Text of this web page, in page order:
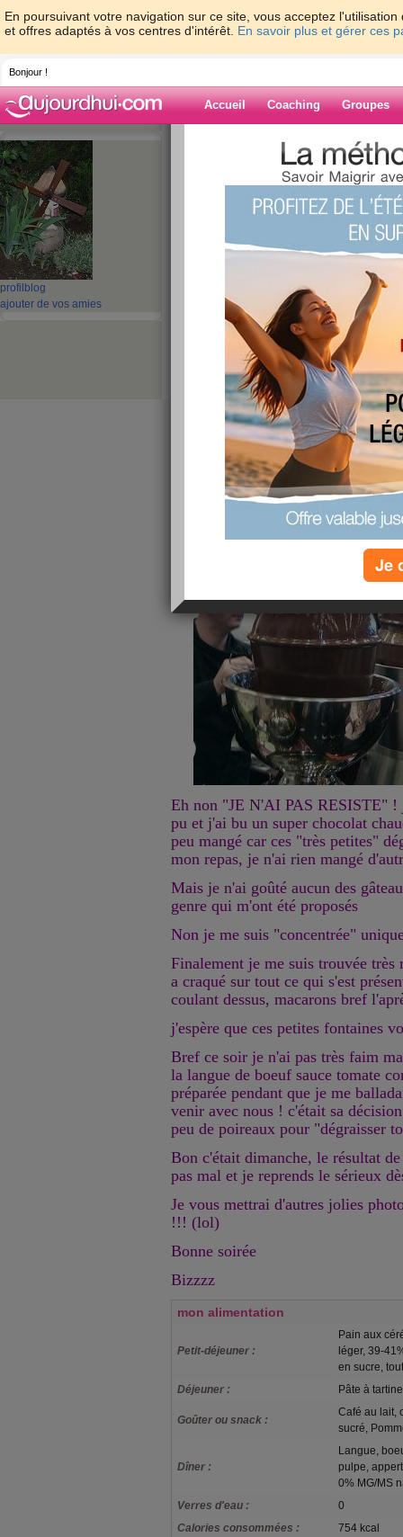
En poursuivant votre navigation sur ce site, vous acceptez
et offres adaptés à vos centres d'intérêt. En savoir plus et gérer ces
Bonjour !
Accueil Coaching Groupes
profil blog
ajouter de vos amies
> > Repas du
Blog de guel23
Repas du 04/11/12
Eh non "JE N'AI PAS RESISTE"
pu et j'ai bu un super chocolat
peu mangé car ces "très petites"
mon repas, je n'ai rien mangé
Mais je n'ai goûté aucun des
genre qui m'ont été proposés
Non je me suis "concentrée"
Finalement je me suis trouvée très
a craqué sur tout ce qui s'est
coulant dessus, macarons bref
j'espère que ces petites fontaines
Bref ce soir je n'ai pas très faim
la langue de boeuf sauce tomate
préparée pendant que je me
venir avec nous ! c'était sa
peu de poireaux pour "dégraisser
Bon c'était dimanche, le résultat
pas mal et je reprends le sérieux
Je vous mettrai d'autres jolies
!!! (lol)
Bonne soirée
Bizzzz
mon alimentation
Petit-déjeuner :
Pain aux
léger, 39-
en sucre,
Déjeuner :
Pâte à
Goûter ou snack :
Café au lait,
sucré,
Dîner :
Langue,
pulpe,
0% MG/MS
Verres d'eau :
0
Calories consommées :
754 kcal
Je